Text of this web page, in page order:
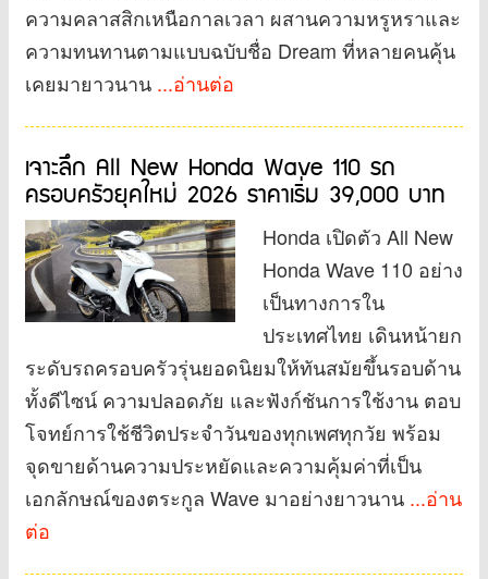
ความคลาสสิกเหนือกาลเวลา ผสานความหรูหราและ
ความทนทานตามแบบฉบับชื่อ Dream ที่หลายคนคุ้น
เคยมายาวนาน ...อ่านต่อ
เจาะลึก All New Honda Wave 110 รถ
ครอบครัวยุคใหม่ 2026 ราคาเริ่ม 39,000 บาท
Honda เปิดตัว All New
Honda Wave 110 อย่าง
เป็นทางการใน
ประเทศไทย เดินหน้ายก
ระดับรถครอบครัวรุ่นยอดนิยมให้ทันสมัยขึ้นรอบด้าน
ทั้งดีไซน์ ความปลอดภัย และฟังก์ชันการใช้งาน ตอบ
โจทย์การใช้ชีวิตประจำวันของทุกเพศทุกวัย พร้อม
จุดขายด้านความประหยัดและความคุ้มค่าที่เป็น
เอกลักษณ์ของตระกูล Wave มาอย่างยาวนาน ...อ่าน
ต่อ